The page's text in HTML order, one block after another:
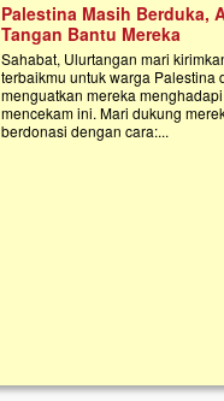
Palestina Masih Berduka,
Tangan Bantu Mereka
Sahabat, Ulurtangan mari
terbaikmu untuk warga Palestina
menguatkan mereka
mencekam ini. Mari dukung
berdonasi dengan cara:...